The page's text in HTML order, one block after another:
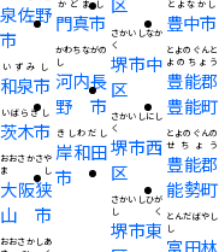
泉佐野
市
和泉市
いずみし
茨木市
いばらきし
大阪狭
山市
おおさかさや
まし
おおさかしあ
門真市
かどまし
河内長
野市
かわちながの
し
岸和田
市
きしわだし
堺市中
区
さかいしなか
く
堺市西
区
さかいしにし
く
堺市東
さかいしひが
しく
豊中市
とよなかし
豊能郡
豊能町
とよのぐんと
よのちょう
豊能郡
能勢町
とよのぐんの
せちょう
とんだばやし
し